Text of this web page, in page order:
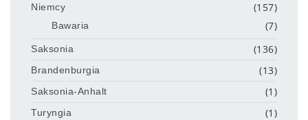
Niemcy (157)
Bawaria (7)
Saksonia (136)
Brandenburgia (13)
Saksonia-Anhalt (1)
Turyngia (1)